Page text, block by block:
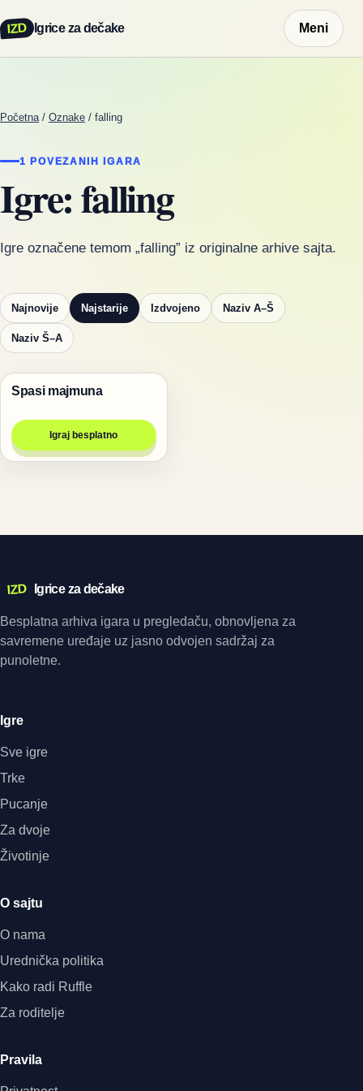
IZD Igrice za dečake Meni
Početna / Oznake / falling
1 POVEZANIH IGARA
Igre: falling
Igre označene temom „falling” iz originalne arhive sajta.
Najnovije Najstarije Izdvojeno Naziv A–Š
Naziv Š–A
Životinje
Spasi majmuna
Igraj besplatno
IZD Igrice za dečake
Besplatna arhiva igara u pregledaču, obnovljena za
savremene uređaje uz jasno odvojen sadržaj za
punoletne.
Igre
Sve igre
Trke
Pucanje
Za dvoje
Životinje
O sajtu
O nama
Urednička politika
Kako radi Ruffle
Za roditelje
Pravila